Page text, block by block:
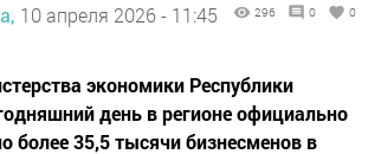
10 апреля 2026 - 11:45 296 0 0
экономики Республики
день в регионе официально
более 35,5 тысячи бизнесменов в